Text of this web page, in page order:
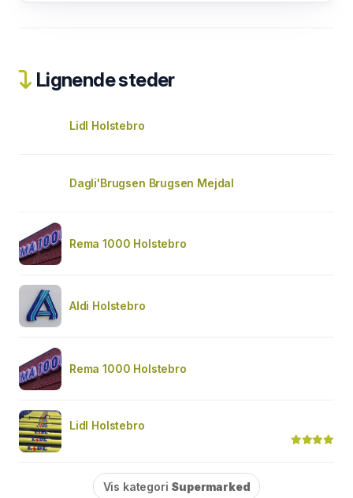
Lignende steder
Lidl Holstebro
Dagli'Brugsen Brugsen Mejdal
Rema 1000 Holstebro
Aldi Holstebro
Rema 1000 Holstebro
Lidl Holstebro
Vis kategori Supermarked